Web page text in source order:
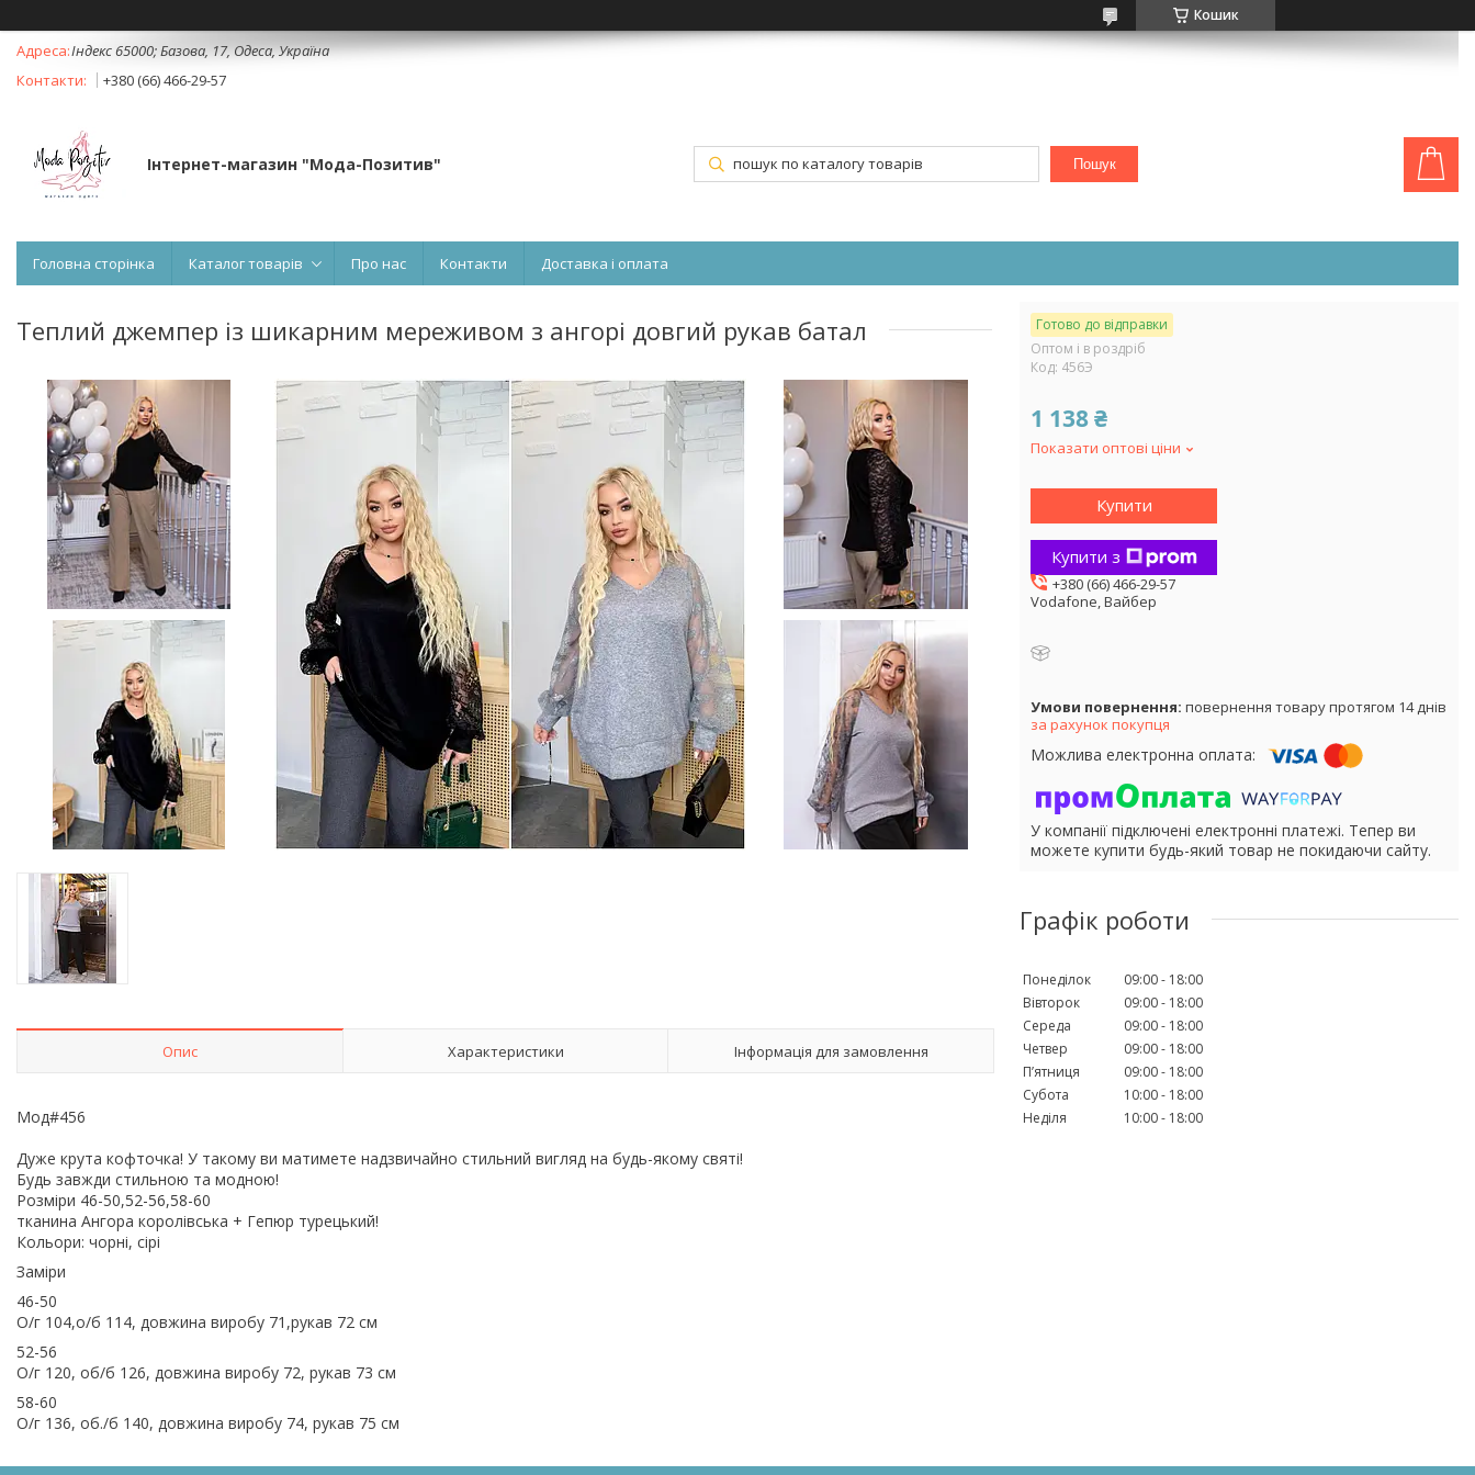
Кошик
Індекс 65000; Базова, 17, Одеса, Україна
+380 (66) 466-29-57
Інтернет-магазин "Мода-Позитив" Пошук
Головна сторінка Каталог товарів Про нас Контакти Доставка і оплата
Теплий джемпер із шикарним мереживом з ангорі довгий рукав батал
Опис Характеристики Інформація для замовлення
Мод#456
Дуже крута кофточка! У такому ви матимете надзвичайно стильний вигляд на будь-якому святі!
Будь завжди стильною та модною!
Розміри 46-50,52-56,58-60
тканина Ангора королівська + Гепюр турецький!
Кольори: чорні, сірі
Заміри
46-50
О/г 104,о/б 114, довжина виробу 71,рукав 72 см
52-56
О/г 120, об/б 126, довжина виробу 72, рукав 73 см
58-60
О/г 136, об./б 140, довжина виробу 74, рукав 75 см
Готово до відправки
Оптом і в роздріб
Код: 456Э
1 138 ₴
Показати оптові ціни
Купити
Купити з
+380 (66) 466-29-57
Vodafone, Вайбер
повернення товару протягом 14 днів
за рахунок покупця
У компанії підключені електронні платежі. Тепер ви
можете купити будь-який товар не покидаючи сайту.
Графік роботи
Понеділок 09:00
18:00
Вівторок
09:00
18:00
Середа
09:00
18:00
Четвер
09:00
18:00
Пʼятниця
09:00
18:00
Субота
10:00
18:00
Неділя
10:00 18:00